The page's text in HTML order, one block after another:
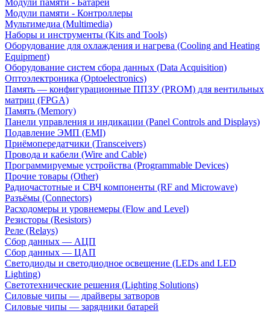
Модули памяти - Батареи
Модули памяти - Контроллеры
Мультимедиа (Multimedia)
Наборы и инструменты (Kits and Tools)
Оборудование для охлаждения и нагрева (Cooling and Heating
Equipment)
Оборудование систем сбора данных (Data Acquisition)
Оптоэлектроника (Optoelectronics)
Память — конфигурационные ППЗУ (PROM) для вентильных
матриц (FPGA)
Память (Memory)
Панели управления и индикации (Panel Controls and Displays)
Подавление ЭМП (EMI)
Приёмопередатчики (Transceivers)
Провода и кабели (Wire and Cable)
Программируемые устройства (Programmable Devices)
Прочие товары (Other)
Радиочастотные и СВЧ компоненты (RF and Microwave)
Разъёмы (Connectors)
Расходомеры и уровнемеры (Flow and Level)
Резисторы (Resistors)
Реле (Relays)
Сбор данных — АЦП
Сбор данных — ЦАП
Светодиоды и светодиодное освещение (LEDs and LED
Lighting)
Светотехнические решения (Lighting Solutions)
Силовые чипы — драйверы затворов
Силовые чипы — зарядники батарей